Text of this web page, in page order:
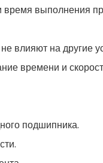
время выполнения
влияют на другие
времени и
подшипника.